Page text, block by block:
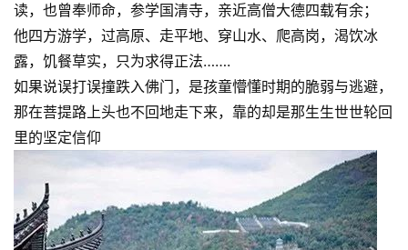
读，也曾奉师命，参学国清寺，亲近高僧大德四载有余；
他四方游学，过高原、走平地、穿山水、爬高岗，渴饮冰
露，饥餐草实，只为求得正法…….
如果说误打误撞跌入佛门，是孩童懵懂时期的脆弱与逃避，
那在菩提路上头也不回地走下来，靠的却是那生生世世轮回
里的坚定信仰